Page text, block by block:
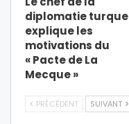
diplomatie turque
explique les
motivations du
« Pacte de La
Mecque »
PRÉCÉDENT SUIVANT